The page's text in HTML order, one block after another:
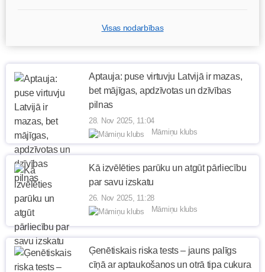
Visas nodarbības
Aptauja: puse virtuvju Latvijā ir mazas,
bet mājīgas, apdzīvotas un dzīvības
pilnas
28. Nov 2025, 11:04
Māmiņu klubs
Kā izvēlēties parūku un atgūt pārliecību
par savu izskatu
26. Nov 2025, 11:28
Māmiņu klubs
Ģenētiskais riska tests – jauns palīgs
cīņā ar aptaukošanos un otrā tipa cukura